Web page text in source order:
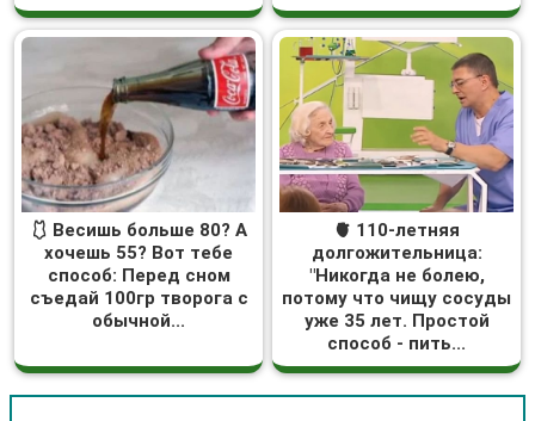
🩱 Весишь больше 80? А
хочешь 55? Вот тебе
способ: Перед сном
съедай 100гр творога с
обычной...
🫀 110-летняя
долгожительница:
"Никогда не болею,
потому что чищу сосуды
уже 35 лет. Простой
способ - пить...